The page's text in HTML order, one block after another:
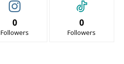
0
Followers
0
Followers